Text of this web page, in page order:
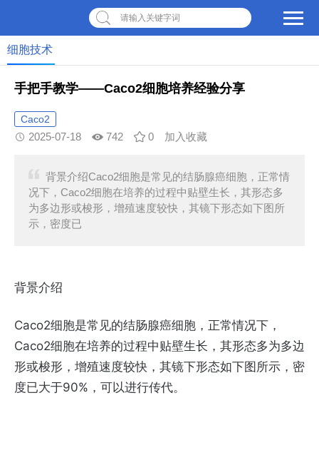
请输入关键字词
细胞技术
手把手教学——Caco2细胞培养经验分享
Caco2
2025-07-18 742 0 加入收藏
背景介绍Caco2细胞是常见的结肠腺癌细胞，正常情
况下，Caco2细胞在培养的过程中贴壁生长，其形态多
为多边形或梭形，增殖速度较快，其镜下形态如下图所
示，密度已
背景介绍
Caco2细胞是常见的结肠腺癌细胞，正常情况下，
Caco2细胞在培养的过程中贴壁生长，其形态多为多边
形或梭形，增殖速度较快，其镜下形态如下图所示，密
度已大于90%，可以进行传代。